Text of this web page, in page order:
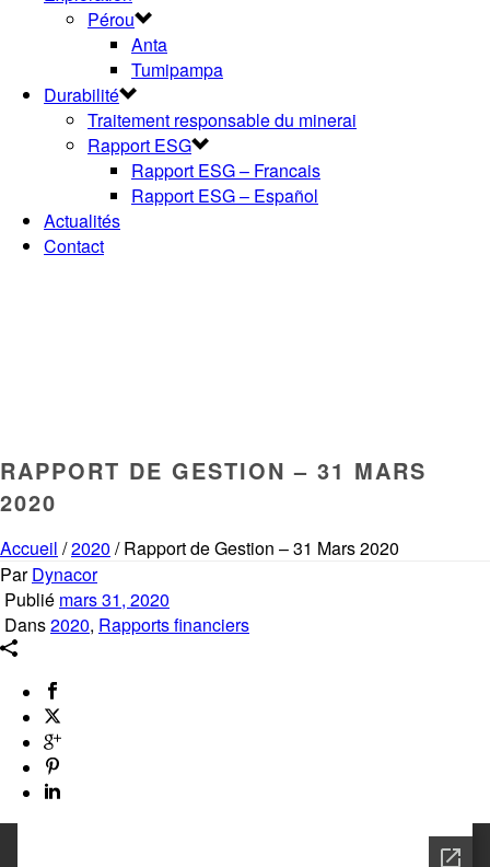
Pérou
Anta
Tumipampa
Durabilité
Traitement responsable du minerai
Rapport ESG
Rapport ESG – Francais
Rapport ESG – Español
Actualités
Contact
RAPPORT DE GESTION – 31 MARS
2020
Accueil /2020 / Rapport de Gestion – 31 Mars 2020
ParDynacor
Publié mars 31, 2020
Dans2020, Rapports financiers